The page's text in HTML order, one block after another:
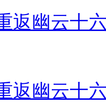
返幽云十
返幽云十